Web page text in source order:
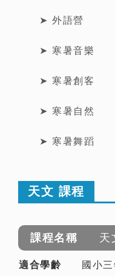
➤ 外語營
➤ 寒暑音樂
➤ 寒暑創客
➤ 寒暑自然
➤ 寒暑舞蹈
天文 課程
天
國小